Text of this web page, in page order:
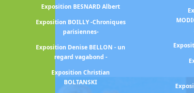
Exposition BESNARD Albert
Exposition BOILLY -Chroniques
parisiennes-
Exposition Denise BELLON - un
regard vagabond -
Exposition Christian
BOLTANSKI